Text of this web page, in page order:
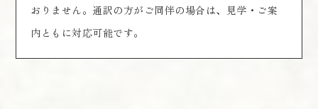
おりません。通訳の方がご同伴の場合は、見学・ご案
内ともに対応可能です。